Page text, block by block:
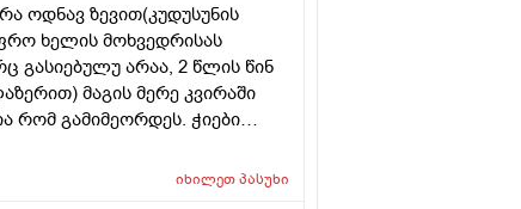
ოდნავ ზევით(კუდუსუნის
ხელის მოხვედრისას
გასიებულუ არაა, 2 წლის წინ
მაგის მერე კვირაში
რომ გამიმეორდეს. ჭიები
იხილეთპასუხი